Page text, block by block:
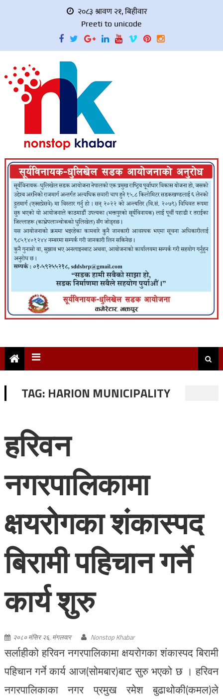
२०८३ श्रावण २१, बिहीवार
Preeti to unicode
TAG: HARION MUNICIPALITY
हरिवन
नगरपालिकामा
क्षयरोगका शंकास्पद
बिरामी पहिचान गर्ने
कार्य शुरु
२०८० मंसिर २६, मंगलवार Nonstop Khabar
सर्लाहीको हरिवन नगरपालिकामा क्षयरोगका शंकास्पद बिरामी
पहिचान गर्ने कार्य आज(सोमबार)बाट सुरु भएको छ । हरिवन
नगरपालिकाका नगर प्रमुख रमेश बुढाथोकी(कमल)ले